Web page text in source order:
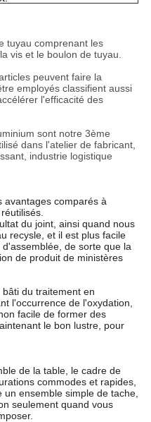
tuyau comprenant les
vis et le boulon de tuyau.
peuvent faire la
employés classifient aussi
l'efficacité des
sont notre 3ème
dans l'atelierde fabricant,
industrie logistique
avantages comparés à
du joint, ainsi quand nous
recysle, et il est plus facile
de sorte que la
de produit de ministères
du traitement en
l'occurrence de l'oxydation,
facile de former des
le bon lustre, pour
de la table, le cadre de
commodes et rapides,
ensemble simple de tache,
seulement quand vous